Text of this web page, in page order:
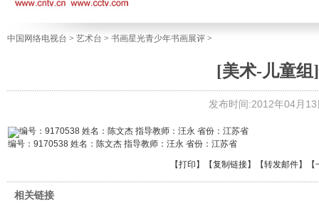
中国网络电视台 > 艺术台 > 书画星光青少年书画展评 >
[美术-儿童组
发布时间:2012年04月
编号：9170538 姓名：陈文杰 指导教师：汪永 省份：江苏省
【打印 】【复制链接】【转发邮件】
相关链接